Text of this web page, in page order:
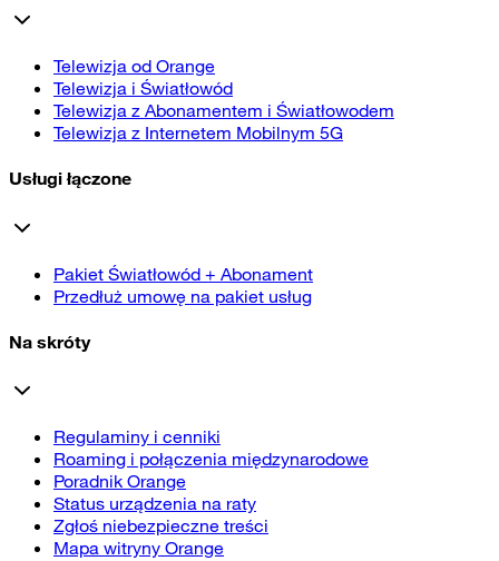
Telewizja od Orange
Telewizja i Światłowód
Telewizja z Abonamentem i Światłowodem
Telewizja z Internetem Mobilnym 5G
Usługi łączone
Pakiet Światłowód + Abonament
Przedłuż umowę na pakiet usług
Na skróty
Regulaminy i cenniki
Roaming i połączenia międzynarodowe
Poradnik Orange
Status urządzenia na raty
Zgłoś niebezpieczne treści
Mapa witryny Orange